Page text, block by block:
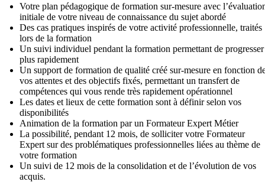
Votre plan pédagogique de formation sur-mesure avec
initiale de votre niveau de connaissance du sujet abordé
Des cas pratiques inspirés de votre activité professionnelle, traités
lors de la formation
Un suivi individuel pendant la formation permettant de progresser
plus rapidement
Un support de formation de qualité créé sur-mesure en fonction
vos attentes et des objectifs fixés, permettant un transfert de
compétences qui vous rende très rapidement opérationnel
Les dates et lieux de cette formation sont à définir selon vos
disponibilités
Animation de la formation par un Formateur Expert Métier
La possibilité, pendant 12 mois, de solliciter votre Formateur
Expert sur des problématiques professionnelles liées au thème de
votre formation
Un suivi de 12 mois de la consolidation et de l’évolution de vos
acquis.